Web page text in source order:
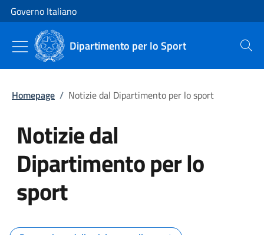
Vai al contenuto
Vai alla navigazione del sito
Governo Italiano
Dipartimento per lo Sport Cerca
Homepage / Notizie dal Dipartimento per lo sport
Notizie dal
Dipartimento per lo
sport